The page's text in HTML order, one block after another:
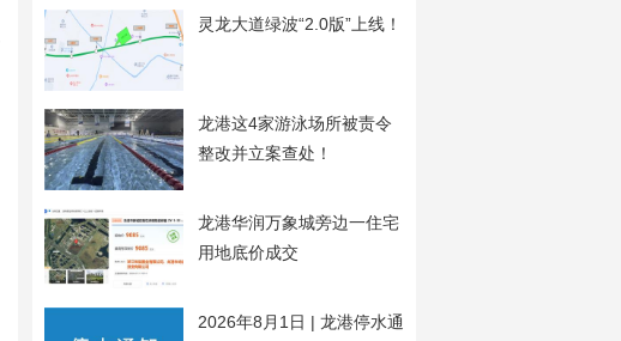
灵龙大道绿波“2.0版”上线！
龙港这4家游泳场所被责令
整改并立案查处！
龙港华润万象城旁边一住宅
用地底价成交
2026年8月1日 | 龙港停水通